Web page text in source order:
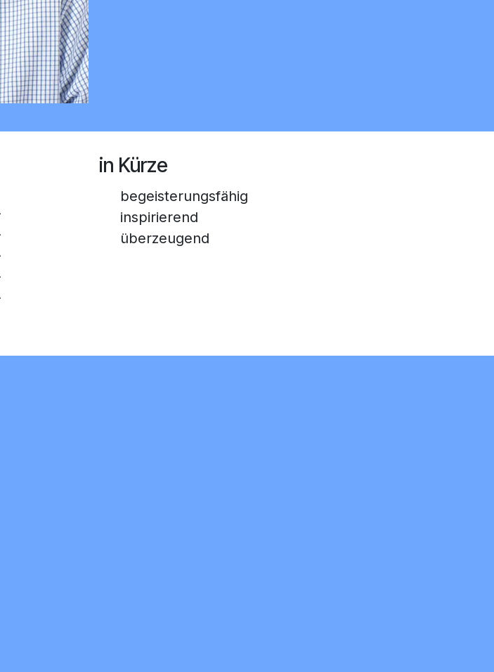
in Kürze
begeisterungsfähig
inspirierend
überzeugend